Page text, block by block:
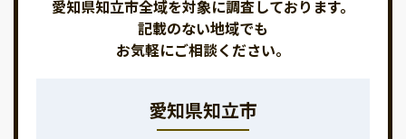
愛知県知立市全域を対象に調査しております。
記載のない地域でも
お気軽にご相談ください。
愛知県知立市